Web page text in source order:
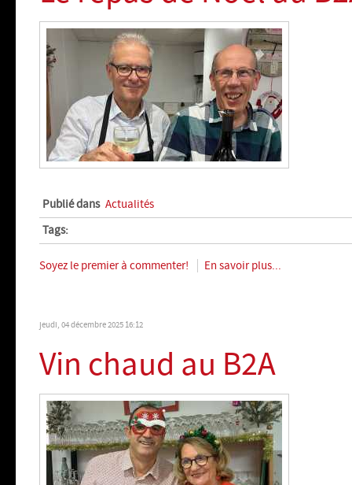
Publié dans Actualités
Tags:
Soyez le premier à commenter! En savoir plus...
jeudi, 04 décembre 2025 16:12
Vin chaud au B2A